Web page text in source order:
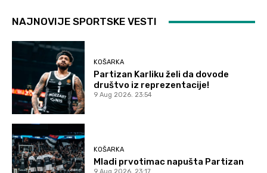
NAJNOVIJE SPORTSKE VESTI
KOŠARKA
Partizan Karliku želi da dovode
društvo iz reprezentacije!
9 Aug 2026. 23:54
KOŠARKA
Mladi prvotimac napušta Partizan